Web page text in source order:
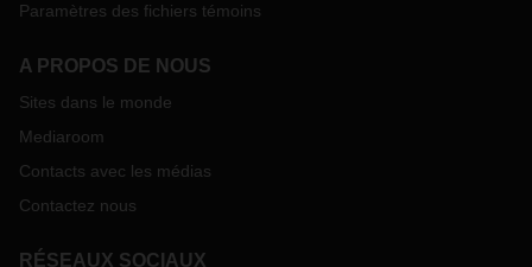
Paramètres des fichiers témoins
A PROPOS DE NOUS
Sites dans le monde
Mediaroom
Contacts avec les médias
Contactez nous
RÉSEAUX SOCIAUX